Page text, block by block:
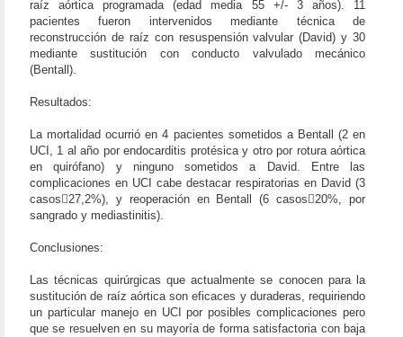
raíz aórtica programada (edad media 55 +/- 3 años). 11
pacientes fueron intervenidos mediante técnica de
reconstrucción de raíz con resuspensión valvular (David) y 30
mediante sustitución con conducto valvulado mecánico
(Bentall).
Resultados:
La mortalidad ocurrió en 4 pacientes sometidos a Bentall (2 en
UCI, 1 al año por endocarditis protésica y otro por rotura aórtica
en quirófano) y ninguno sometidos a David. Entre las
complicaciones en UCI cabe destacar respiratorias en David (3
casos27,2%), y reoperación en Bentall (6 casos20%, por
sangrado y mediastinitis).
Conclusiones:
Las técnicas quirúrgicas que actualmente se conocen para la
sustitución de raíz aórtica son eficaces y duraderas, requiriendo
un particular manejo en UCI por posibles complicaciones pero
que se resuelven en su mayoría de forma satisfactoria con baja